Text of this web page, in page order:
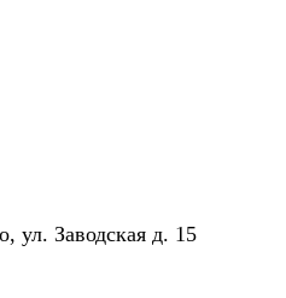
ул. Заводская д. 15